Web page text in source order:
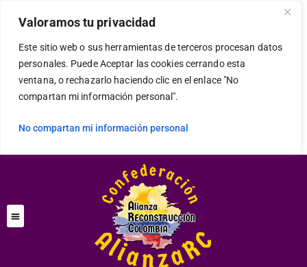
Valoramos tu privacidad
Este sitio web o sus herramientas de terceros procesan datos
personales. Puede Aceptar las cookies cerrando esta
ventana, o rechazarlo haciendo clic en el enlace "No
compartan mi información personal".
No compartan mi información personal